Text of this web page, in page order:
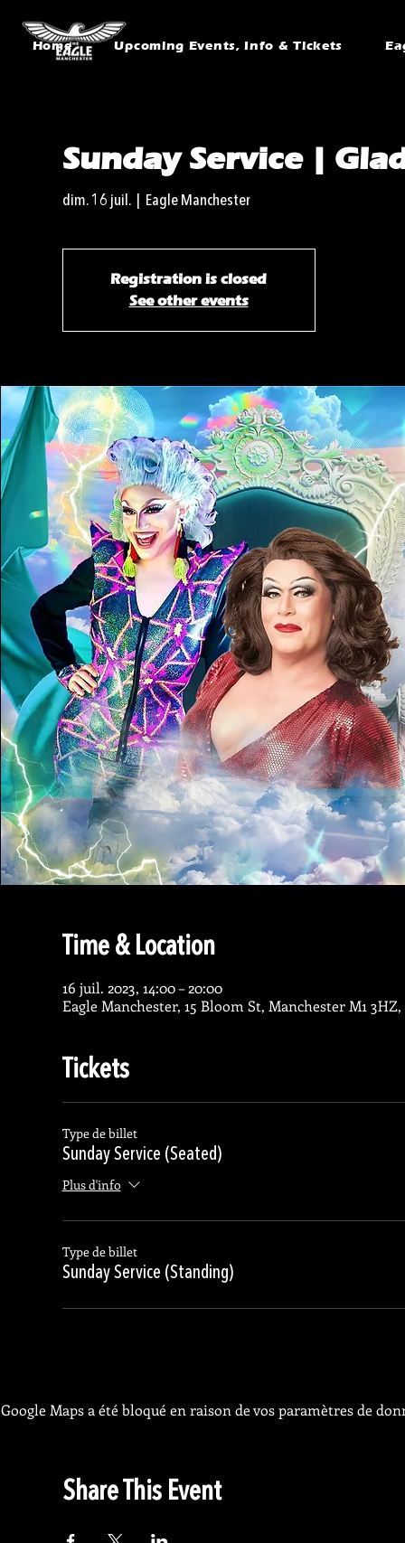
Home Upcoming Events, Info & Tickets
Sunday Service |
dim. 16 juil.
  |
Eagle Manchester
Registration is closed
See other events
Time & Location
16 juil. 2023, 14:00 – 20:00
Eagle Manchester, 15 Bloom St, Manchester M1 3HZ,
Tickets
Type de billet
Sunday Service (Seated)
Plus d'info
Type de billet
Sunday Service (Standing)
Google Maps a été bloqué en raison de vos paramètres de
Share This Event